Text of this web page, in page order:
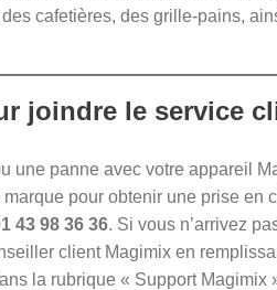
cafetières, des grille-pains,
joindre le service
une panne avec votre appareil
pour obtenir une prise en
43 98 36 36. Si vous n’arrivez
client Magimix en
la rubrique « Support Magimix